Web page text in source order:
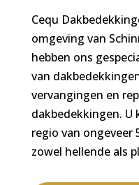
Cequ
omgeving van
hebben ons
van
vervangingen en
dakbedekkingen.
regio van ongeveer
zowel hellende als